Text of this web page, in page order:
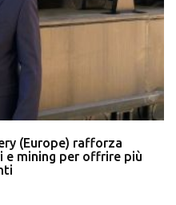
(Europe) rafforza
e mining per offrire più